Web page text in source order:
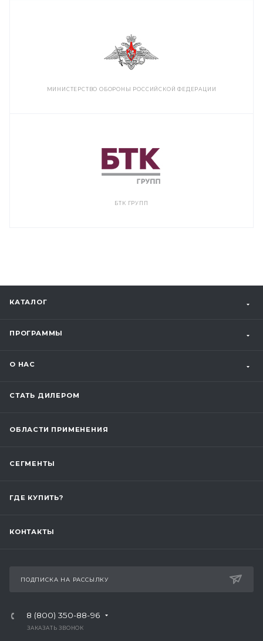
МИНИСТЕРСТВО ОБОРОНЫ РОССИЙСКОЙ ФЕДЕРАЦИИ
БТК ГРУПП
КАТАЛОГ
ПРОГРАММЫ
О НАС
СТАТЬ ДИЛЕРОМ
ОБЛАСТИ ПРИМЕНЕНИЯ
СЕГМЕНТЫ
ГДЕ КУПИТЬ?
КОНТАКТЫ
ПОДПИСКА НА РАССЫЛКУ
8 (800) 350-88-96
ЗАКАЗАТЬ ЗВОНОК